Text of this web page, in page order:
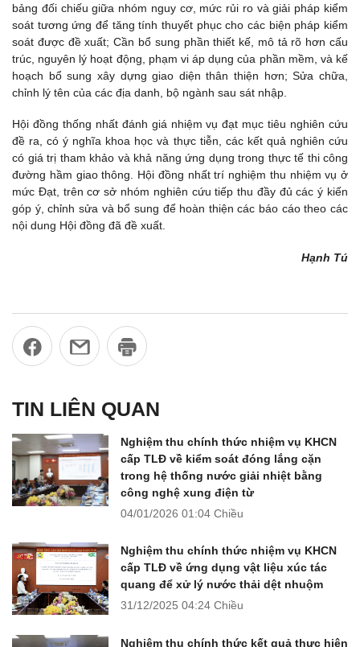
bảng đối chiếu giữa nhóm nguy cơ, mức rủi ro và giải pháp kiểm
soát tương ứng để tăng tính thuyết phục cho các biện pháp kiểm
soát được đề xuất; Cần bổ sung phần thiết kế, mô tả rõ hơn cấu
trúc, nguyên lý hoạt động, phạm vi áp dụng của phần mềm, và kế
hoạch bổ sung xây dựng giao diện thân thiện hơn; Sửa chữa,
chỉnh lý tên của các địa danh, bộ ngành sau sát nhập.
Hội đồng thống nhất đánh giá nhiệm vụ đạt mục tiêu nghiên cứu
đề ra, có ý nghĩa khoa học và thực tiễn, các kết quả nghiên cứu
có giá trị tham khảo và khả năng ứng dụng trong thực tế thi công
đường hầm giao thông. Hội đồng nhất trí nghiệm thu nhiệm vụ ở
mức Đạt, trên cơ sở nhóm nghiên cứu tiếp thu đầy đủ các ý kiến
góp ý, chỉnh sửa và bổ sung để hoàn thiện các báo cáo theo các
nội dung Hội đồng đã đề xuất.
Hạnh Tú
TIN LIÊN QUAN
Nghiệm thu chính thức nhiệm vụ KHCN
cấp TLĐ về kiểm soát đóng lắng cặn
trong hệ thống nước giải nhiệt bằng
công nghệ xung điện từ
04/01/2026 01:04 Chiều
Nghiệm thu chính thức nhiệm vụ KHCN
cấp TLĐ về ứng dụng vật liệu xúc tác
quang để xử lý nước thải dệt nhuộm
31/12/2025 04:24 Chiều
Nghiệm thu chính thức kết quả thực hiện